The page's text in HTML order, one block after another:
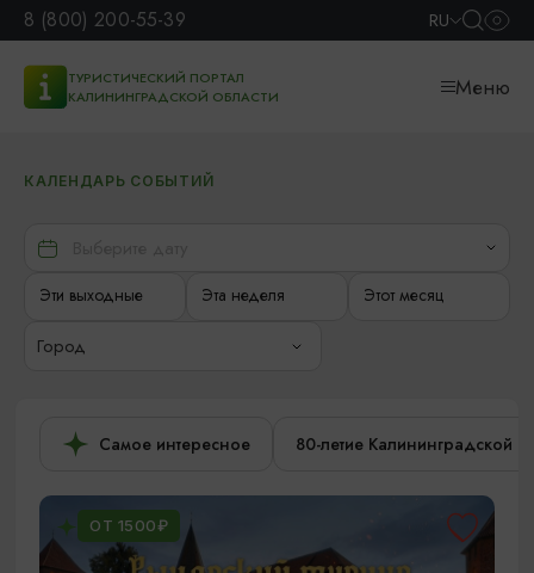
8 (800) 200-55-39 RU
ТУРИСТИЧЕСКИЙ ПОРТАЛ
КАЛИНИНГРАДСКОЙ ОБЛАСТИ
Меню
КАЛЕНДАРЬ СОБЫТИЙ
Эти выходные Эта неделя Этот месяц
Город
Самое интересное 80-летие Калининградской
ОТ 1500₽